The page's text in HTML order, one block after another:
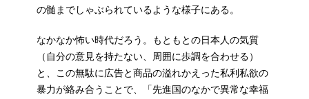
の髄までしゃぶられているような様子にある。
なかなか怖い時代だろう。もともとの日本人の気質
（自分の意見を持たない、周囲に歩調を合わせる）
と、この無駄に広告と商品の溢れかえった私利私欲の
暴力が絡み合うことで、「先進国のなかで異常な幸福